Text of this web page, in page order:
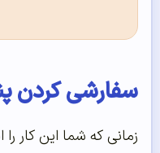
سفارشی کردن
زمانی که شما این کار را